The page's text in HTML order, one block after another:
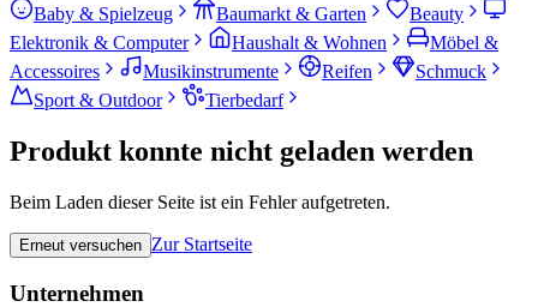
Baby & Spielzeug Baumarkt & Garten
Beauty
Elektronik & Computer
Haushalt & Wohnen
Möbel &
Accessoires
Musikinstrumente Reifen
Schmuck
Sport & Outdoor
Tierbedarf
Produkt konnte nicht geladen werden
Beim Laden dieser Seite ist ein Fehler aufgetreten.
Erneut versuchen Zur Startseite
Unternehmen